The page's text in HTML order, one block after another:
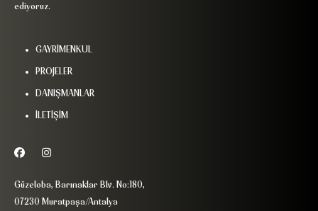
ediyoruz.
GAYRİMENKUL
PROJELER
DANIŞMANLAR
İLETİŞİM
Güzeloba, Barınaklar Blv. No:180,
07230 Muratpaşa/Antalya